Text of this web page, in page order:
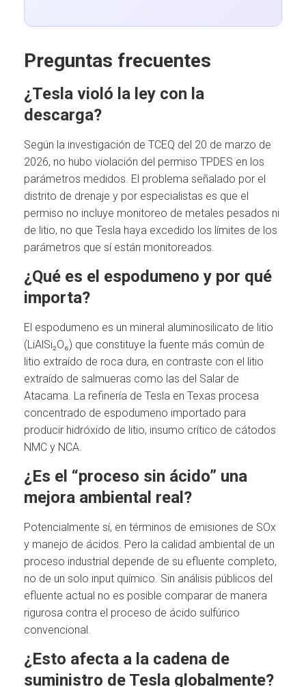
Preguntas frecuentes
¿Tesla violó la ley con la
descarga?
Según la investigación de TCEQ del 20 de marzo de
2026, no hubo violación del permiso TPDES en los
parámetros medidos. El problema señalado por el
distrito de drenaje y por especialistas es que el
permiso no incluye monitoreo de metales pesados ni
de litio, no que Tesla haya excedido los límites de los
parámetros que sí están monitoreados.
¿Qué es el espodumeno y por qué
importa?
El espodumeno es un mineral aluminosilicato de litio
(LiAlSi₂O₆) que constituye la fuente más común de
litio extraído de roca dura, en contraste con el litio
extraído de salmueras como las del Salar de
Atacama. La refinería de Tesla en Texas procesa
concentrado de espodumeno importado para
producir hidróxido de litio, insumo crítico de cátodos
NMC y NCA.
¿Es el “proceso sin ácido” una
mejora ambiental real?
Potencialmente sí, en términos de emisiones de SOx
y manejo de ácidos. Pero la calidad ambiental de un
proceso industrial depende de su efluente completo,
no de un solo input químico. Sin análisis públicos del
efluente actual no es posible comparar de manera
rigurosa contra el proceso de ácido sulfúrico
convencional.
¿Esto afecta a la cadena de
suministro de Tesla globalmente?